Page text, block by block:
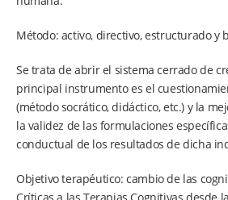
Método: activo, directivo, estructurado y
Se trata de abrir el sistema cerrado de
principal instrumento es el
(método socrático, didáctico, etc.) y la
la validez de las formulaciones
conductual de los resultados de dicha
Objetivo terapéutico: cambio de las